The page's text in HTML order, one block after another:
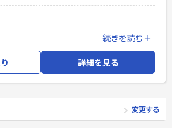
工程】詳細設計、製造、テスト、本番環
ービスの開発経験4年以上
発経験1年以上
続きを読む＋
詳細を見る
変更する